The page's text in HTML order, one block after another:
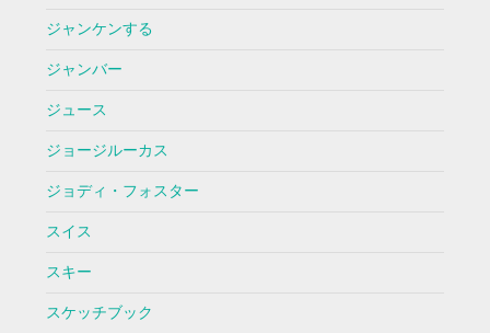
ジャンケンする
ジャンバー
ジュース
ジョージルーカス
ジョディ・フォスター
スイス
スキー
スケッチブック